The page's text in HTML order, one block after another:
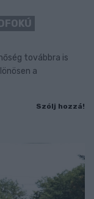
továbbra is
a
Szólj hozzá!